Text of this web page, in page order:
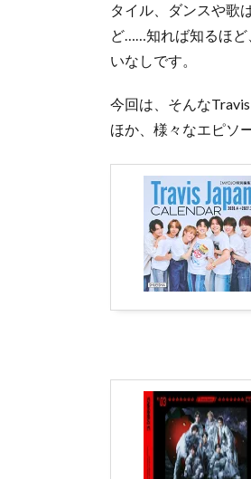
タイル、ダンスや歌
ど……知れば知るほど
いなしです。
今回は、そんな
ほか、様々なエピソ